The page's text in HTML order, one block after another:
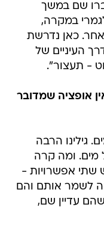
שם במשך
במקרה,
אחר. כאן נדרשת
העיניים של
- תעצור".
אופציה שמדובר
גילינו הרבה
מים. ומה קרה
שתי אפשרויות -
לשמר אותם והם
עדיין שם,